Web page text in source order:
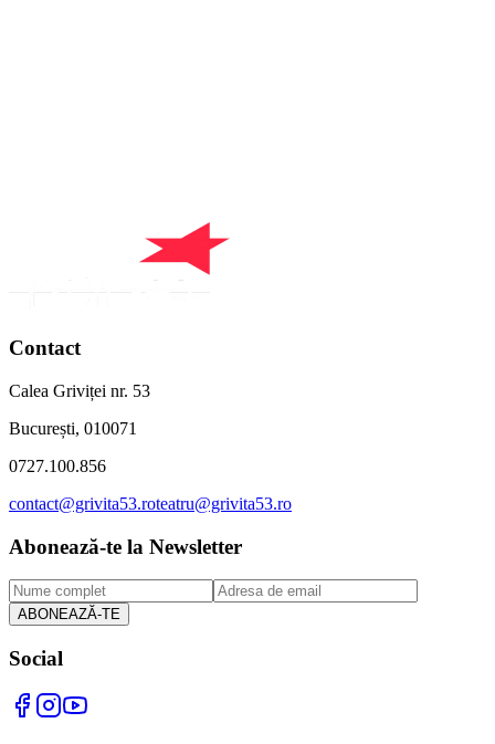
Contact
Calea Griviței nr. 53
București, 010071
0727.100.856
contact@grivita53.roteatru@grivita53.ro
Abonează-te la Newsletter
ABONEAZĂ-TE
Social